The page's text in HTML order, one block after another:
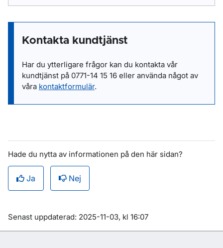
Kontakta kundtjänst
Har du ytterligare frågor kan du kontakta vår
kundtjänst på 0771-14 15 16 eller använda något av
våra kontaktformulär.
Hade du nytta av informationen på den här sidan?
Ja Nej
Om sidan
Senast uppdaterad: 2025-11-03, kl 16:07